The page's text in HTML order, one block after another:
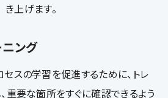
き上げます。
ング
スの学習を促進するために、トレ
重要な箇所をすぐに確認できるよう